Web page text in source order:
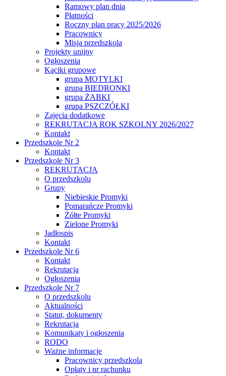
Ramowy plan dnia
Płatności
Roczny plan pracy 2025/2026
Pracownicy
Misja przedszkola
Projekty unijny
Ogłoszenia
Kąciki grupowe
grupa MOTYLKI
grupa BIEDRONKI
grupa ŻABKI
grupa PSZCZÓŁKI
Zajęcia dodatkowe
REKRUTACJA ROK SZKOLNY 2026/2027
Kontakt
Przedszkole Nr 2
Kontakt
Przedszkole Nr 3
REKRUTACJA
O przedszkolu
Grupy
Niebieskie Promyki
Pomarańcze Promyki
Żółte Promyki
Zielone Promyki
Jadłospis
Kontakt
Przedszkole Nr 6
Kontakt
Rekrutacja
Ogłoszenia
Przedszkole Nr 7
O przedszkolu
Aktualności
Statut, dokumenty
Rekrutacja
Komunikaty i ogłoszenia
RODO
Ważne informacje
Pracownicy przedszkola
Opłaty i nr rachunku